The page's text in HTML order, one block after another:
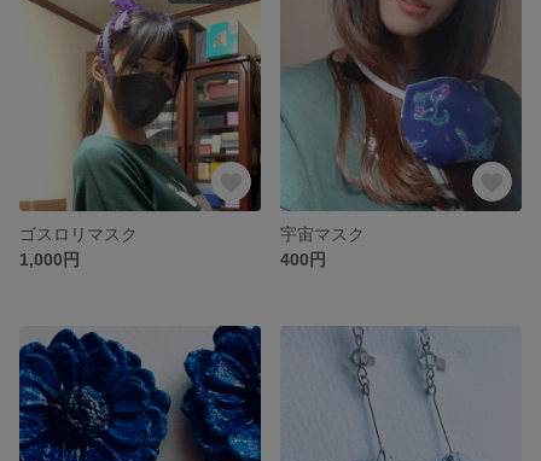
ゴスロリマスク
1,000円
宇宙マスク
400円